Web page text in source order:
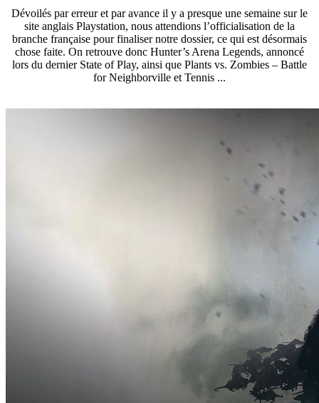
Dévoilés par erreur et par avance il y a presque une semaine sur le
site anglais Playstation, nous attendions l’officialisation de la
branche française pour finaliser notre dossier, ce qui est désormais
chose faite. On retrouve donc Hunter’s Arena Legends, annoncé
lors du dernier State of Play, ainsi que Plants vs. Zombies – Battle
for Neighborville et Tennis ...